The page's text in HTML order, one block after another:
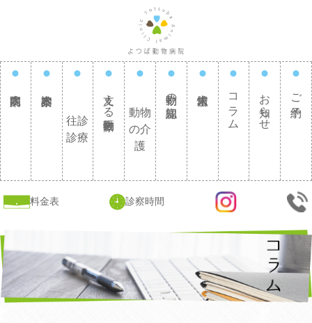
往診
診療
支える動物医療
動物
の介
護
動物の認知症 コラム お知らせ ご予約
料金表 診察時間